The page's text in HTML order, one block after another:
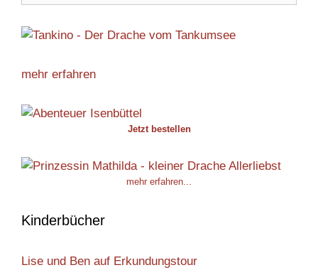
mehr erfahren
Jetzt bestellen
mehr erfahren...
Kinderbücher
Lise und Ben auf Erkundungstour